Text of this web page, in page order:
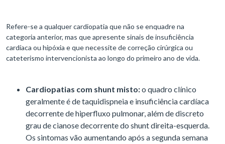
Refere-se a qualquer cardiopatia que não se enquadre na
categoria anterior, mas que apresente sinais de insuficiência
cardíaca ou hipóxia e que necessite de correção cirúrgica ou
cateterismo intervencionista ao longo do primeiro ano de vida.
Cardiopatias com shunt misto:o quadro clínico
geralmente é de taquidispneia e insuficiência cardíaca
decorrente de hiperfluxo pulmonar, além de discreto
grau de cianose decorrente do shunt direita-esquerda.
Os sintomas vão aumentando após a segunda semana